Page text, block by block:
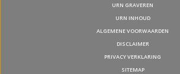
URN GRAVEREN
URN INHOUD
ALGEMENE VOORWAARDEN
DISCLAIMER
PRIVACY VERKLARING
SITEMAP